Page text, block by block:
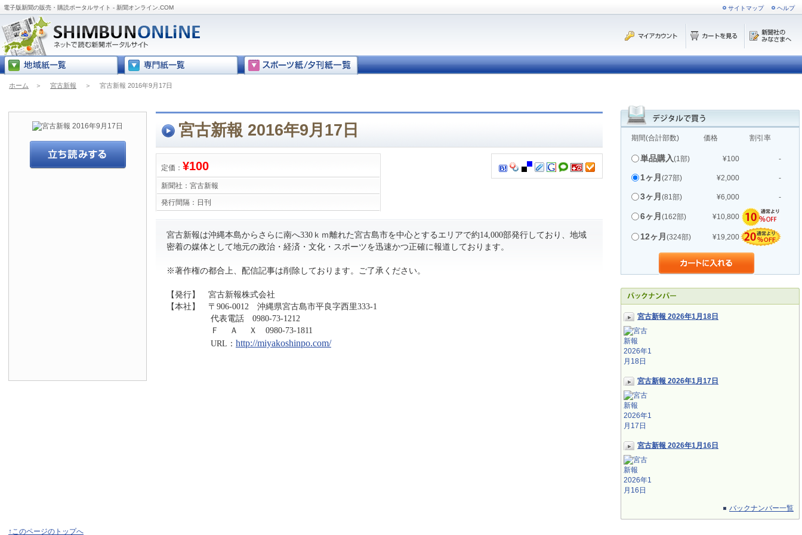
電子版新聞の販売・購読ポータルサイト - 新聞オンライン.COM サイトマップ ヘルプ
ホーム ＞ 宮古新報 ＞ 宮古新報 2016年9月17日
期間(合計部数) 価格 割引率
単品購入(1部) ¥100 -
1ヶ月 (27部) ¥2,000 -
3ヶ月 (81部) ¥6,000 -
6ヶ月 (162部) ¥10,800
12ヶ月 (324部) ¥19,200
宮古新報 2026年1月18日
宮古新報 2026年1月17日
宮古新報 2026年1月16日
バックナンバー一覧
宮古新報 2016年9月17日
定価： ¥100
新聞社： 宮古新報
発行間隔： 日刊
宮古新報は沖縄本島からさらに南へ330ｋｍ離れた宮古島市を中心とするエリアで約14,000部発行しており、地域
密着の媒体として地元の政治・経済・文化・スポーツを迅速かつ正確に報道しております。
※著作権の都合上、配信記事は削除しております。ご了承ください。
【発行】 宮古新報株式会社
【本社】 〒906-0012 沖縄県宮古島市平良字西里333-1
代表電話 0980-73-1212
Ｆ Ａ Ｘ 0980-73-1811
URL： http://miyakoshinpo.com/
↑このページのトップへ